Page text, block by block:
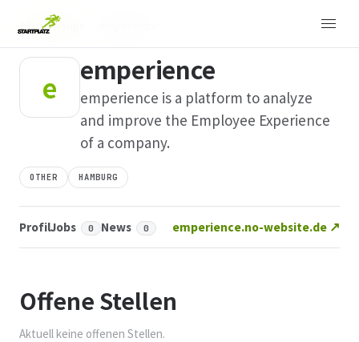
Alle Startups
e emperience
emperience is a platform to analyze
and improve the Employee Experience
of a company.
OTHER HAMBURG
ProfilJobs 0 News 0 emperience.no-website.de ↗
Offene Stellen
Aktuell keine offenen Stellen.